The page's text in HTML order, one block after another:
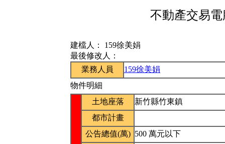
不動產交易
建檔人： 159徐美娟
最後修改人：
業務人員
159徐美娟
物件明細
土地座落
新竹縣竹東鎮
都市計畫
公告總值(萬) 500 萬元以下